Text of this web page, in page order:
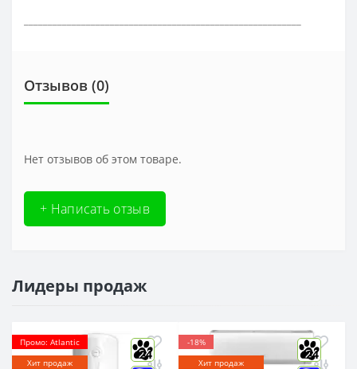
Отзывов (0)
Нет отзывов об этом товаре.
+ Написать отзыв
Лидеры продаж
Промо: Atlantic
Хит продаж
24
-18%
Хит продаж
24